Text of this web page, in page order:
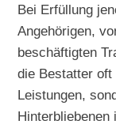
Bei Erfüllung
Angehörigen,
beschäftigten
die Bestatter
Leistungen,
Hinterbliebenen